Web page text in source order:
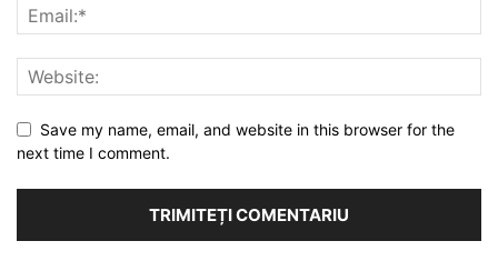
Save my name, email, and website in this browser for the
next time I comment.